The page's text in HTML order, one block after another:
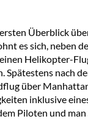
Überblick
es sich, neben
Helikopter-
Spätestens nach
über
inklusive
Piloten und